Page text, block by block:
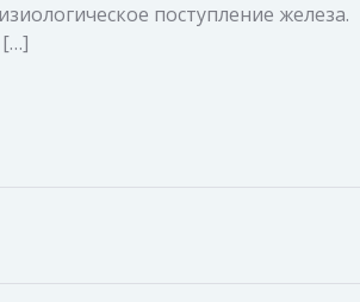
поступление железа.
[…]